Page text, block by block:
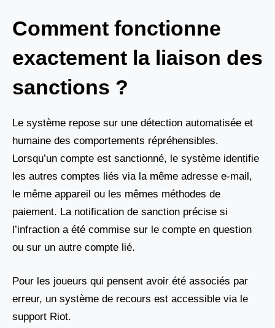
Comment fonctionne
exactement la liaison des
sanctions ?
Le système repose sur une détection automatisée et
humaine des comportements répréhensibles.
Lorsqu’un compte est sanctionné, le système identifie
les autres comptes liés via la même adresse e-mail,
le même appareil ou les mêmes méthodes de
paiement. La notification de sanction précise si
l’infraction a été commise sur le compte en question
ou sur un autre compte lié.
Pour les joueurs qui pensent avoir été associés par
erreur, un système de recours est accessible via le
support Riot.